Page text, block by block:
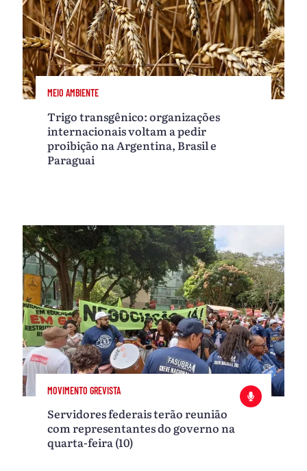
MEIO AMBIENTE
Trigo transgênico: organizações
internacionais voltam a pedir
proibição na Argentina, Brasil e
Paraguai
MOVIMENTO GREVISTA
Servidores federais terão reunião
com representantes do governo na
quarta-feira (10)